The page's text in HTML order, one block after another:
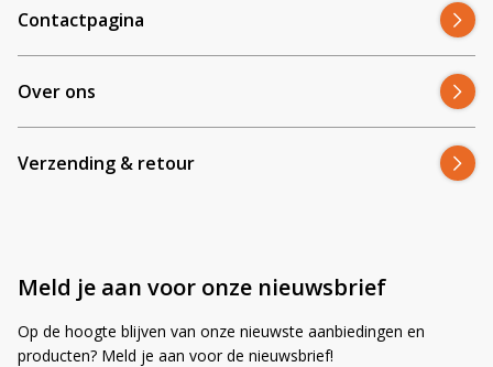
Contactpagina
Over ons
Verzending & retour
Meld je aan voor onze nieuwsbrief
Op de hoogte blijven van onze nieuwste aanbiedingen en
producten? Meld je aan voor de nieuwsbrief!